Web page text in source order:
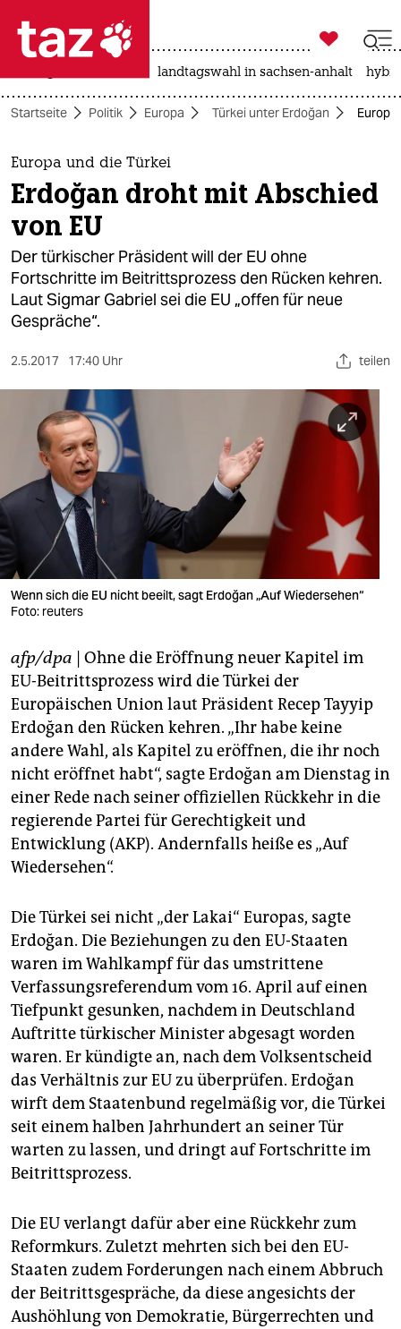
 taz zahl ich
taz zahl ich
themen
politik
öko
gesellschaft
kultur
sport
nord
wahrheit
verlag
verlag
veranstaltungen
fragen & hilfe
unterstützen
abo
genossenschaft
epaper login

taz zahl ich
landtagswahl in sachsen-anhalt
Startseite Politik Europa Türkei unter Erdoğan
Europa und die Türkei
Erdoğan droht mit Abschied
von EU
Der türkischer Präsident will der EU ohne
Fortschritte im Beitrittsprozess den Rücken kehren.
Laut Sigmar Gabriel sei die EU „offen für neue
Gespräche“.
2.5.2017 17:40 Uhr teilen
Wenn sich die EU nicht beeilt, sagt Erdoğan „Auf Wiedersehen“
Foto: reuters
afp/dpa | Ohne die Eröffnung neuer Kapitel im
EU-Beitrittsprozess wird die Türkei der
Europäischen Union laut Präsident Recep Tayyip
Erdoğan den Rücken kehren. „Ihr habe keine
andere Wahl, als Kapitel zu eröffnen, die ihr noch
nicht eröffnet habt“, sagte Erdoğan am Dienstag in
einer Rede nach seiner offiziellen Rückkehr in die
regierende Partei für Gerechtigkeit und
Entwicklung (AKP). Andernfalls heiße es „Auf
Wiedersehen“.
Die Türkei sei nicht „der Lakai“ Europas, sagte
Erdoğan. Die Beziehungen zu den EU-Staaten
waren im Wahlkampf für das umstrittene
Verfassungsreferendum vom 16. April auf einen
Tiefpunkt gesunken, nachdem in Deutschland
Auftritte türkischer Minister abgesagt worden
waren. Er kündigte an, nach dem Volksentscheid
das Verhältnis zur EU zu überprüfen. Erdoğan
wirft dem Staatenbund regelmäßig vor, die Türkei
seit einem halben Jahrhundert an seiner Tür
warten zu lassen, und dringt auf Fortschritte im
Beitrittsprozess.
Die EU verlangt dafür aber eine Rückkehr zum
Reformkurs. Zuletzt mehrten sich bei den EU-
Staaten zudem Forderungen nach einem Abbruch
der Beitrittsgespräche, da diese angesichts der
Aushöhlung von Demokratie, Bürgerrechten und